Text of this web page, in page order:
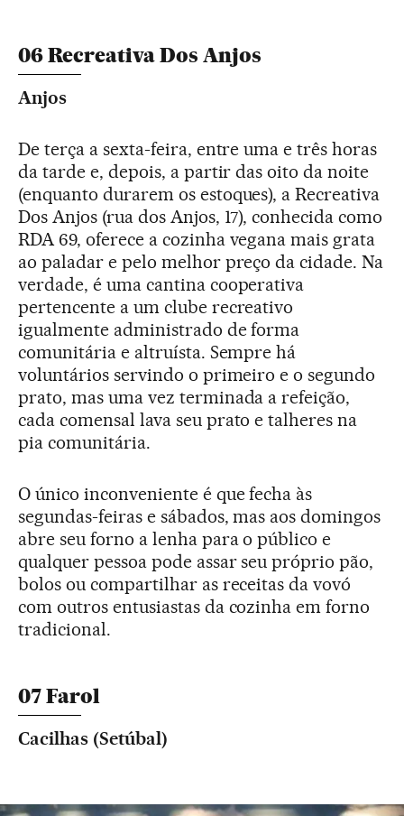
06 Recreativa Dos Anjos
Anjos
De terça a sexta-feira, entre uma e três horas
da tarde e, depois, a partir das oito da noite
(enquanto durarem os estoques), a Recreativa
Dos Anjos (rua dos Anjos, 17), conhecida como
RDA 69, oferece a cozinha vegana mais grata
ao paladar e pelo melhor preço da cidade. Na
verdade, é uma cantina cooperativa
pertencente a um clube recreativo
igualmente administrado de forma
comunitária e altruísta. Sempre há
voluntários servindo o primeiro e o segundo
prato, mas uma vez terminada a refeição,
cada comensal lava seu prato e talheres na
pia comunitária.
O único inconveniente é que fecha às
segundas-feiras e sábados, mas aos domingos
abre seu forno a lenha para o público e
qualquer pessoa pode assar seu próprio pão,
bolos ou compartilhar as receitas da vovó
com outros entusiastas da cozinha em forno
tradicional.
07 Farol
Cacilhas (Setúbal)